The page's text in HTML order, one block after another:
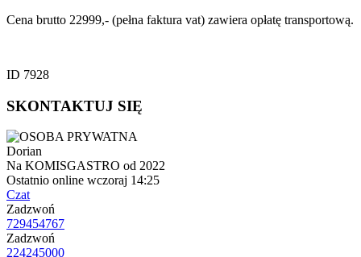
Cena brutto 22999,- (pełna faktura vat) zawiera opłatę transportową.
ID 7928
SKONTAKTUJ SIĘ
Dorian
Na KOMISGASTRO od 2022
Ostatnio online wczoraj 14:25
Czat
Zadzwoń
729454767
Zadzwoń
224245000